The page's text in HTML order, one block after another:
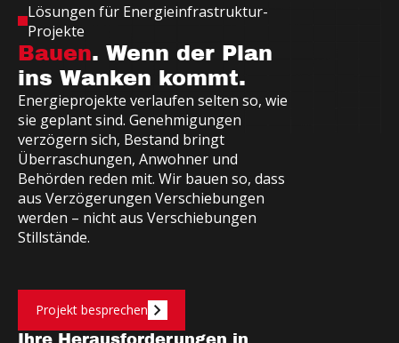
Lösungen für Energieinfrastruktur-
Projekte
Bauen. Wenn der Plan
ins Wanken kommt.
Energieprojekte verlaufen selten so, wie
sie geplantsind. Genehmigungen
verzögern sich, Bestand bringt
Überraschungen, Anwohner und
Behörden reden mit. Wir bauen so, dass
aus Verzögerungen Verschiebungen
werden – nichtaus Verschiebungen
Stillstände.
Projekt besprechen
Ihre Herausforderungen in